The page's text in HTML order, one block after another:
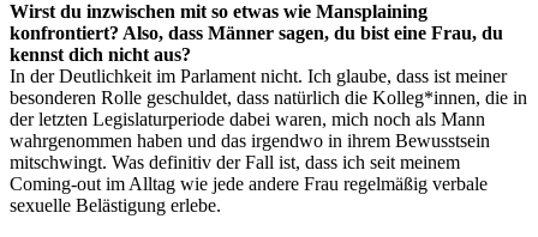
Wirst du inzwischen mit so etwas wie Mansplaining
konfrontiert? Also, dass Männer sagen, du bist eine Frau, du
kennst dich nicht aus?
In der Deutlichkeit im Parlament nicht. Ich glaube, dass ist meiner
besonderen Rolle geschuldet, dass natürlich die Kolleg*innen, die in
der letzten Legislaturperiode dabei waren, mich noch als Mann
wahrgenommen haben und das irgendwo in ihrem Bewusstsein
mitschwingt. Was definitiv der Fall ist, dass ich seit meinem
Coming-out im Alltag wie jede andere Frau regelmäßig verbale
sexuelle Belästigung erlebe.